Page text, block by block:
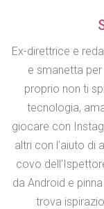
Ex-direttrice e
e smanetta
proprio non ti
tecnologia,
giocare con
altri con l'aiuto di
covo
da Android e
trova